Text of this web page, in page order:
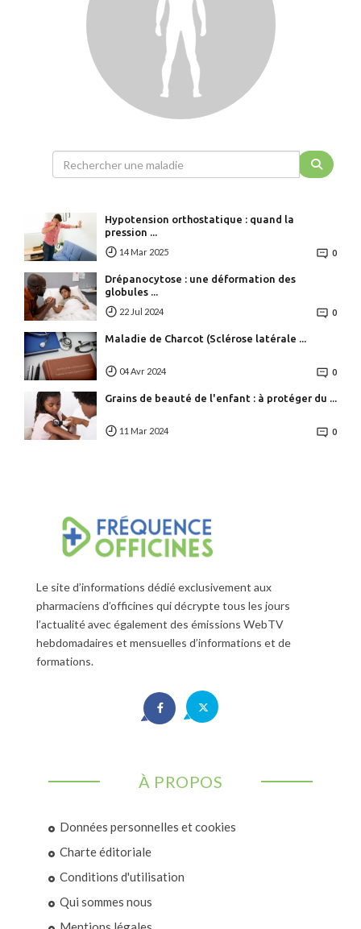
Hypotension orthostatique : quand la
pression ...
14 Mar 2025 0
Drépanocytose : une déformation des
globules ...
22 Jul 2024 0
Maladie de Charcot (Sclérose latérale ...
04 Avr 2024 0
Grains de beauté de l'enfant : à protéger du ...
11 Mar 2024 0
Le site d’informations dédié exclusivement aux
pharmaciens d’officines qui décrypte tous les jours
l’actualité avec également des émissions WebTV
hebdomadaires et mensuelles d’informations et de
formations.
À PROPOS
Données personnelles et cookies
Charte éditoriale
Conditions d'utilisation
Qui sommes nous